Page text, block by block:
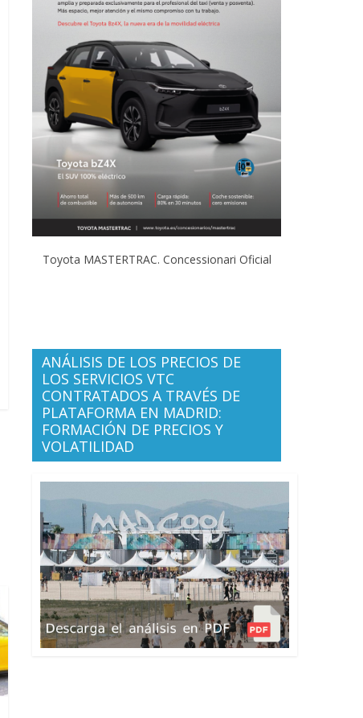
Toyota MASTERTRAC. Concessionari Oficial
ANÁLISIS DE LOS PRECIOS DE
LOS SERVICIOS VTC
CONTRATADOS A TRAVÉS DE
PLATAFORMA EN MADRID:
FORMACIÓN DE PRECIOS Y
VOLATILIDAD